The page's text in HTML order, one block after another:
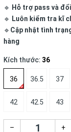
🔹 Hỗ trợ pass và
🔹 Luôn kiểm tra kĩ
🔹 Cập nhật tình
hàng
Kích thước: 36
36 36.5 37
42 42.5 43
– +